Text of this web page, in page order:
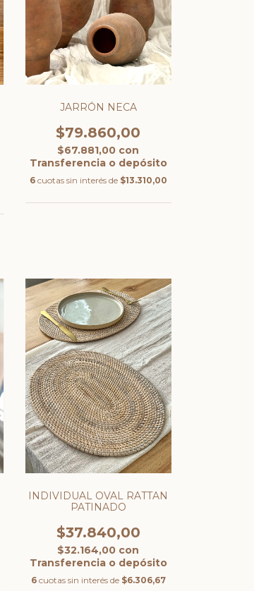
JARRÓN NECA
$79.860,00
$67.881,00 con
Transferencia o depósito
6 cuotas sin interés de $13.310,00
INDIVIDUAL OVAL RATTAN
PATINADO
$37.840,00
$32.164,00 con
Transferencia o depósito
6 cuotas sin interés de $6.306,67